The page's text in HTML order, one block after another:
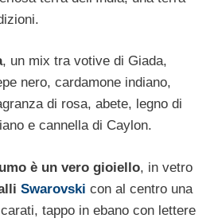
, un mix tra votive di Giada,
nero, cardamone indiano,
di rosa, abete, legno di
e cannella di Caylon.
è un vero gioiello, in vetro
Swarovski con al centro una
tappo in ebano con lettere